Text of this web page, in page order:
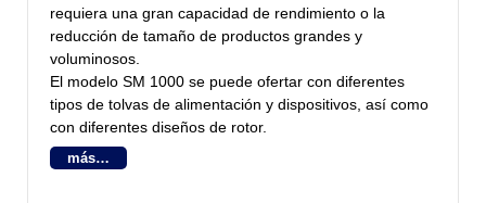
requiera una gran capacidad de rendimiento o la
reducción de tamaño de productos grandes y
voluminosos.
El modelo SM 1000 se puede ofertar con diferentes
tipos de tolvas de alimentación y dispositivos, así como
con diferentes diseños de rotor.
más…